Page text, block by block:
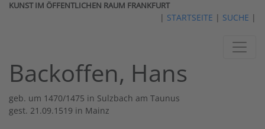
KUNST IM ÖFFENTLICHEN RAUM FRANKFURT
| STARTSEITE | SUCHE |
Backoffen, Hans
geb. um 1470/1475 in Sulzbach am Taunus
gest. 21.09.1519 in Mainz